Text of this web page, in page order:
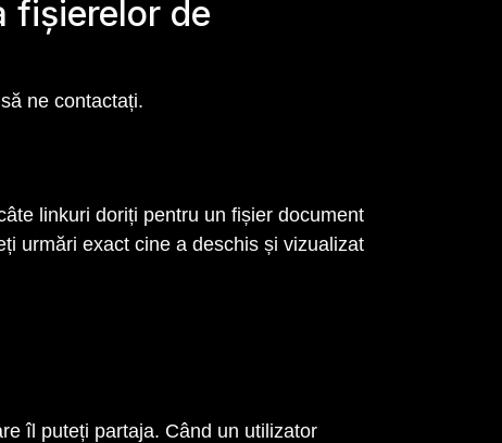
fișierelor de
ne contactați.
linkuri doriți pentru un fișier document
urmări exact cine a deschis și vizualizat
îl puteți partaja. Când un utilizator